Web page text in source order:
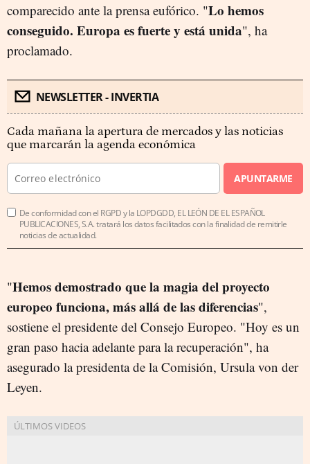
comparecido ante la prensa eufórico. "Lo hemos
conseguido. Europa es fuerte y está unida", ha
proclamado.
NEWSLETTER - INVERTIA
Cada mañana la apertura de mercados y las noticias
que marcarán la agenda económica
APUNTARME
De conformidad con el RGPD y la LOPDGDD, EL LEÓN DE EL ESPAÑOL
PUBLICACIONES, S.A. tratará los datos facilitados con la finalidad de remitirle
noticias de actualidad.
"Hemos demostrado que la magia del proyecto
europeo funciona, más allá de las diferencias",
sostiene el presidente del Consejo Europeo. "Hoy es un
gran paso hacia adelante para la recuperación", ha
asegurado la presidenta de la Comisión, Ursula von der
Leyen.